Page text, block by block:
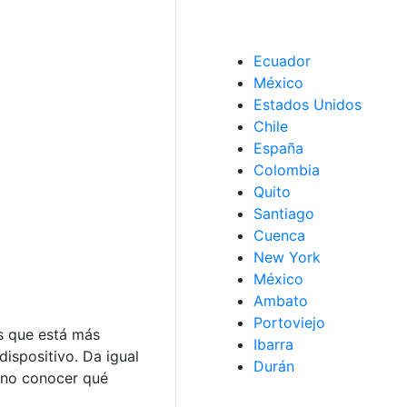
que está más
Da igual
conocer qué
Ecuador
México
Estados Unidos
Chile
España
Colombia
Quito
Santiago
Cuenca
New York
México
Ambato
Portoviejo
Ibarra
Durán